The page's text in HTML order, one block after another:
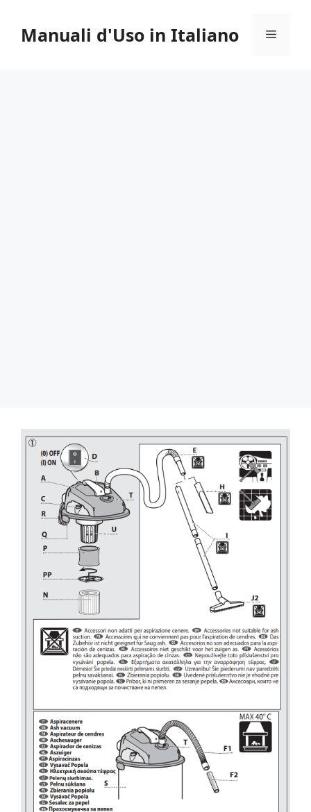
contenuto
Manuali d'Uso in Italiano Menu